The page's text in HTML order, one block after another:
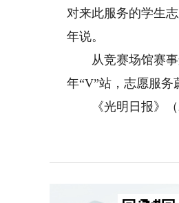
对来此服务的学生
年说。
从竞赛场馆赛事
年“V”站，志愿服务
《光明日报》（